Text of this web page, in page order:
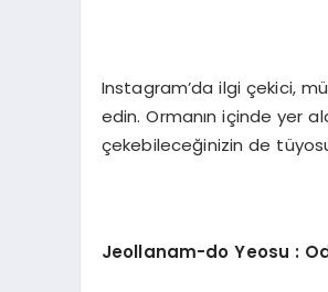
Instagram’da ilgi çekici,
edin. Ormanın içinde yer
çekebileceğinizin de
Jeollanam-do Yeosu :